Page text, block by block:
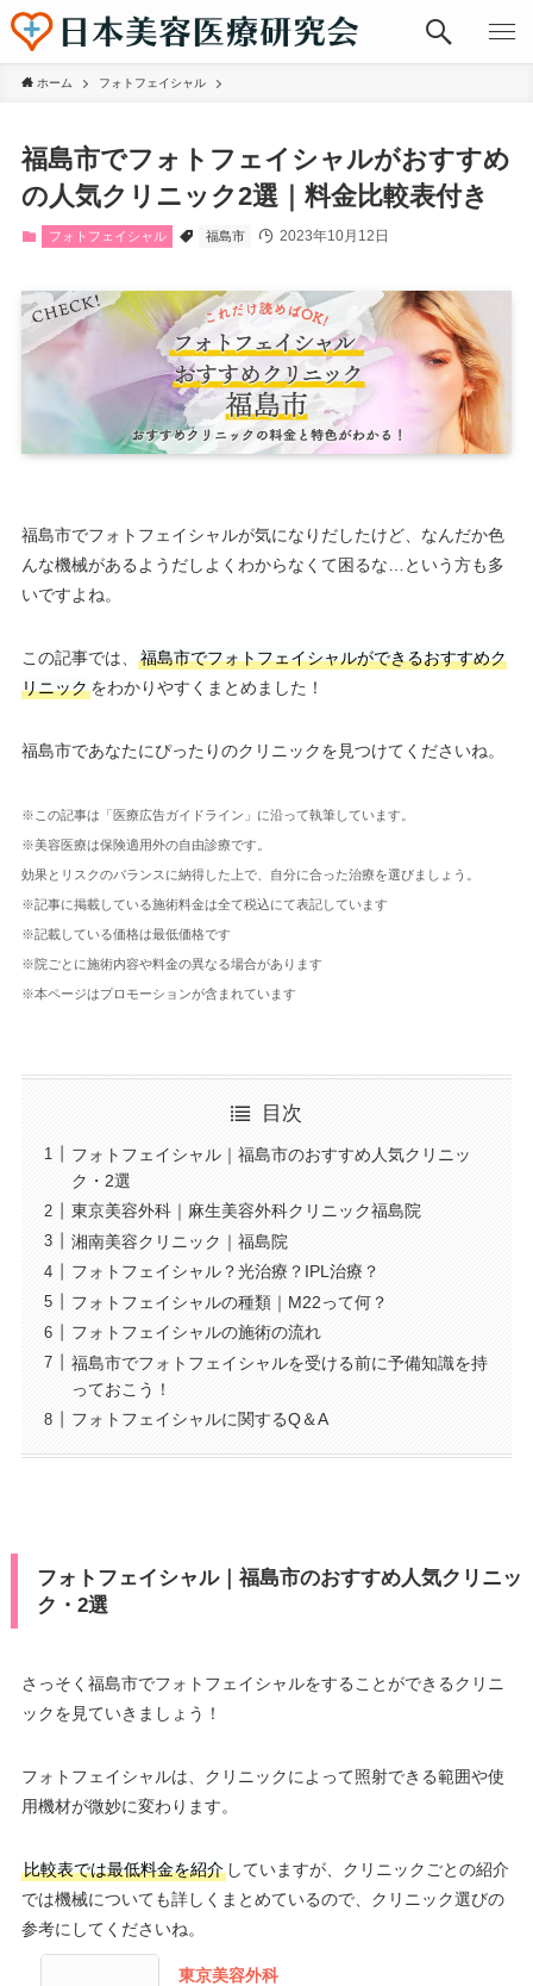
ホーム フォトフェイシャル
福島市でフォトフェイシャルがおすすめ
の人気クリニック2選｜料金比較表付き
フォトフェイシャル 福島市 2023年10月12日
福島市でフォトフェイシャルが気になりだしたけど、なんだか色
んな機械があるようだしよくわからなくて困るな…という方も多
いですよね。
この記事では、
福島市でフォトフェイシャルができるおすすめク
リニックをわかりやすくまとめました！
福島市であなたにぴったりのクリニックを見つけてくださいね。
※この記事は「医療広告ガイドライン」に沿って執筆しています。
※美容医療は保険適用外の自由診療です。
効果とリスクのバランスに納得した上で、自分に合った治療を選びましょう。
※記事に掲載している施術料金は全て税込にて表記しています
※記載している価格は最低価格です
※院ごとに施術内容や料金の異なる場合があります
※本ページはプロモーションが含まれています
目次
フォトフェイシャル｜福島市のおすすめ人気クリニッ
ク・2選
東京美容外科｜麻生美容外科クリニック福島院
湘南美容クリニック｜福島院
フォトフェイシャル？光治療？IPL治療？
フォトフェイシャルの種類｜M22って何？
フォトフェイシャルの施術の流れ
福島市でフォトフェイシャルを受ける前に予備知識を持
っておこう！
フォトフェイシャルに関するQ＆A
フォトフェイシャル｜福島市のおすすめ人気クリニッ
ク・2選
さっそく福島市でフォトフェイシャルをすることができるクリニ
ックを見ていきましょう！
フォトフェイシャルは、クリニックによって照射できる範囲や使
用機材が微妙に変わります。
比較表では最低料金を紹介していますが、クリニックごとの紹介
では機械についても詳しくまとめているので、クリニック選びの
参考にしてくださいね。
東京美容外科